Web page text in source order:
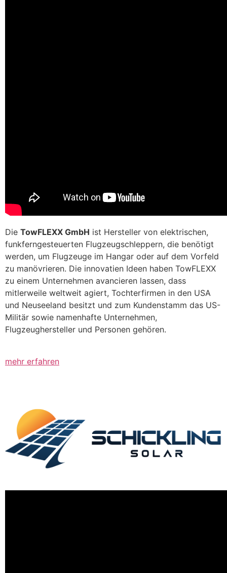
Die TowFLEXX GmbH ist Hersteller von elektrischen,
funkferngesteuerten Flugzeugschleppern, die benötigt
werden, um Flugzeuge im Hangar oder auf dem Vorfeld
zu manövrieren. Die innovatien Ideen haben TowFLEXX
zu einem Unternehmen avancieren lassen, dass
mitlerweile weltweit agiert, Tochterfirmen in den USA
und Neuseeland besitzt und zum Kundenstamm das US-
Militär sowie namenhafte Unternehmen,
Flugzeughersteller und Personen gehören.
mehr erfahren